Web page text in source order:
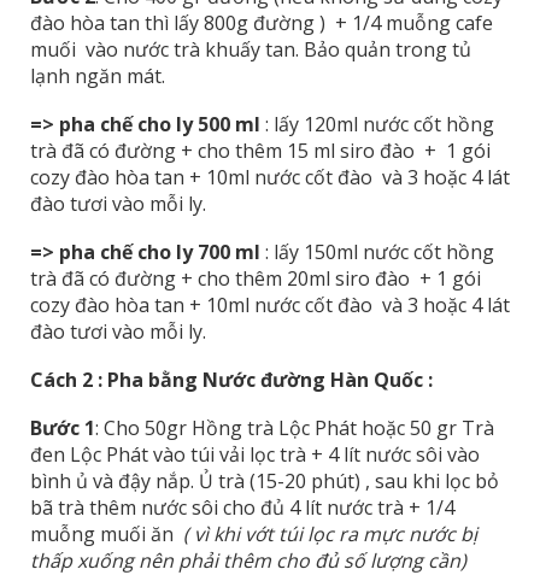
đào hòa tan thì lấy 800g đường ) + 1/4 muỗng cafe
muối vào nước trà khuấy tan. Bảo quản trong tủ
lạnh ngăn mát.
=> pha chế cho ly 500 ml : lấy 120ml nước cốt hồng
trà đã có đường + cho thêm 15 ml siro đào + 1 gói
cozy đào hòa tan + 10ml nước cốt đào và 3 hoặc 4 lát
đào tươi vào mỗi ly.
=> pha chế cho ly 700 ml : lấy 150ml nước cốt hồng
trà đã có đường + cho thêm 20ml siro đào + 1 gói
cozy đào hòa tan + 10ml nước cốt đào và 3 hoặc 4 lát
đào tươi vào mỗi ly.
Cách 2 : Pha bằng Nước đường Hàn Quốc :
Bước 1: Cho 50gr Hồng trà Lộc Phát hoặc 50 gr Trà
đen Lộc Phát vào túi vải lọc trà + 4 lít nước sôi vào
bình ủ và đậy nắp. Ủ trà (15-20 phút) , sau khi lọc bỏ
bã trà thêm nước sôi cho đủ 4 lít nước trà + 1/4
muỗng muối ăn ( vì khi vớt túi lọc ra mực nước bị
thấp xuống nên phải thêm cho đủ số lượng cần)